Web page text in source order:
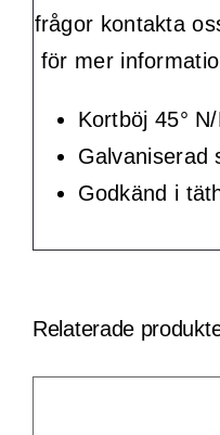
frågor kontakta
för mer
Kortböj 45°
Galvaniserad
Godkänd i
Relaterade